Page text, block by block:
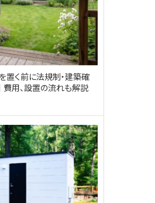
置く前に法規制・建築確
用、設置の流れも解説